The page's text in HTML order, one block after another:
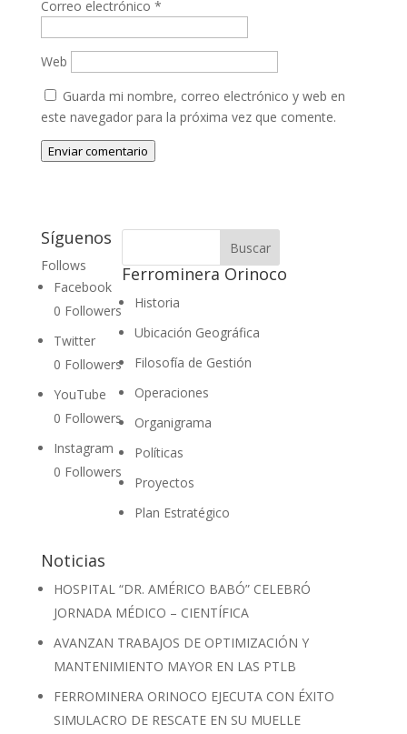
Correo electrónico *
Web
Guarda mi nombre, correo electrónico y web en
este navegador para la próxima vez que comente.
Enviar comentario
Síguenos
Follows
Facebook
0 Followers
Twitter
0 Followers
YouTube
0 Followers
Instagram
0 Followers
Ferrominera Orinoco
Historia
Ubicación Geográfica
Filosofía de Gestión
Operaciones
Organigrama
Políticas
Proyectos
Plan Estratégico
Noticias
HOSPITAL “DR. AMÉRICO BABÓ” CELEBRÓ
JORNADA MÉDICO – CIENTÍFICA
AVANZAN TRABAJOS DE OPTIMIZACIÓN Y
MANTENIMIENTO MAYOR EN LAS PTLB
FERROMINERA ORINOCO EJECUTA CON ÉXITO
SIMULACRO DE RESCATE EN SU MUELLE